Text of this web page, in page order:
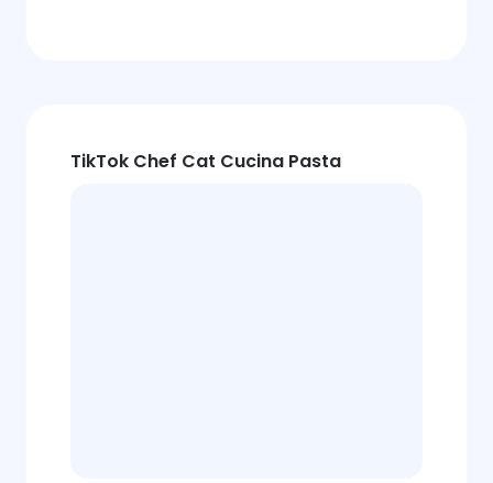
TikTok Chef Cat Cucina Pasta